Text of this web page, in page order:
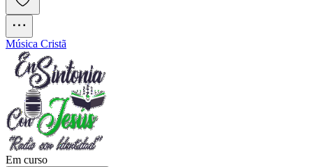
Música Cristã
Em curso